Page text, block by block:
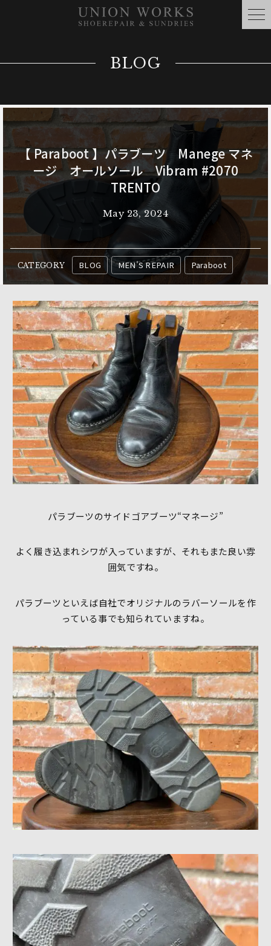
BLOG
【 Paraboot 】パラブーツ Manege マネ
ージ オールソール Vibram #2070
TRENTO
May 23, 2024
CATEGORY BLOG MEN'S REPAIR Paraboot
パラブーツのサイドゴアブーツ“マネージ”
よく履き込まれシワが入っていますが、それもまた良い雰
囲気ですね。
パラブーツといえば自社でオリジナルのラバーソールを作
っている事でも知られていますね。